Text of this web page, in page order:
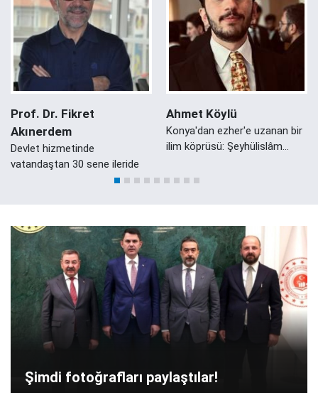
Prof. Dr. Fikret
Akınerdem
Devlet hizmetinde
vatandaştan 30 sene ileride
Ahmet Köylü
Konya'dan ezher'e uzanan bir
ilim köprüsü: Şeyhülislâm
Konyalı Damadı Ali Zeki Efendi
Şimdi fotoğrafları paylaştılar!